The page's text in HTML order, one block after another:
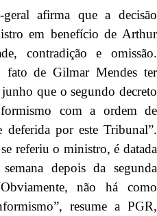
afirma que a decisão
em benefício de Arthur
contradição e omissão.
fato de Gilmar Mendes ter
que o segundo decreto
com a ordem de
deferida por este Tribunal”.
referiu o ministro, é datada
depois da segunda
não há como
resume a PGR,